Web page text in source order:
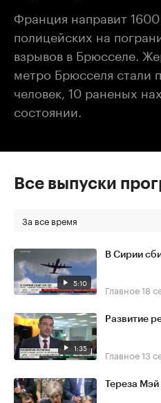
Франция направит
полицейских на
взрывов в Брюсселе.
метро Брюсселя стали
человек, 10 раненых
состоянии.
Все выпуски
За все время
5:10
В Сирии
Главное18
1:35
Развитие
Главное13
Тереза